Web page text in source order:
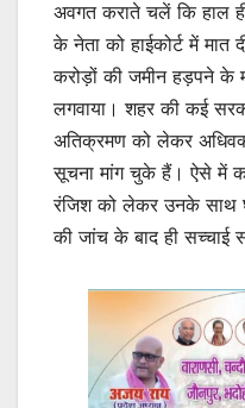
अवगत कराते चलें कि हाल
के नेता को हाईकोर्ट में मात
करोड़ों की जमीन हड़पने के
लगवाया। शहर की कई
अतिक्रमण को लेकर
सूचना मांग चुके हैं। ऐसे में
रंजिश को लेकर उनके साथ
की जांच के बाद ही सच्चाई